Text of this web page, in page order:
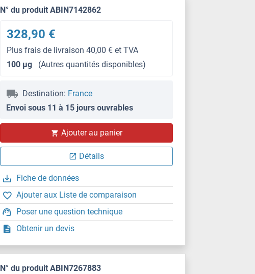
IHC
N° du produit ABIN7142862
328,90 €
Plus frais de livraison 40,00 € et TVA
100 μg
(Autres quantités disponibles)
Destination: France
Envoi sous 11 à 15 jours ouvrables
Ajouter au panier
Détails
Fiche de données
Ajouter aux Liste de comparaison
Poser une question technique
Obtenir un devis
N° du produit ABIN7267883